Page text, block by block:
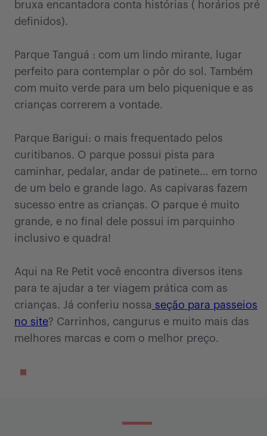
bruxa encantadora conta histórias ( horários pré
definidos).
Parque Tanguá : com um lindo mirante, lugar
perfeito para contemplar o pôr do sol. Também
com muito verde para um belo piquenique e as
crianças correrem a vontade.
Parque Barigui: o mais frequentado pelos
curitibanos. O parque possui pista para
caminhar, pedalar, andar de patinete… em torno
de um belo e grande lago. As capivaras fazem
sucesso entre as crianças. O parque é muito
grande, e no final dele possui im parquinho
inclusivo e quadra!
Aqui na Re Petit você encontra diversos itens
para te ajudar a ter viagem prática com as
crianças. Já conferiu nossa seção para passeios
no site? Carrinhos, cangurus e muito mais das
melhores marcas e com o melhor preço.